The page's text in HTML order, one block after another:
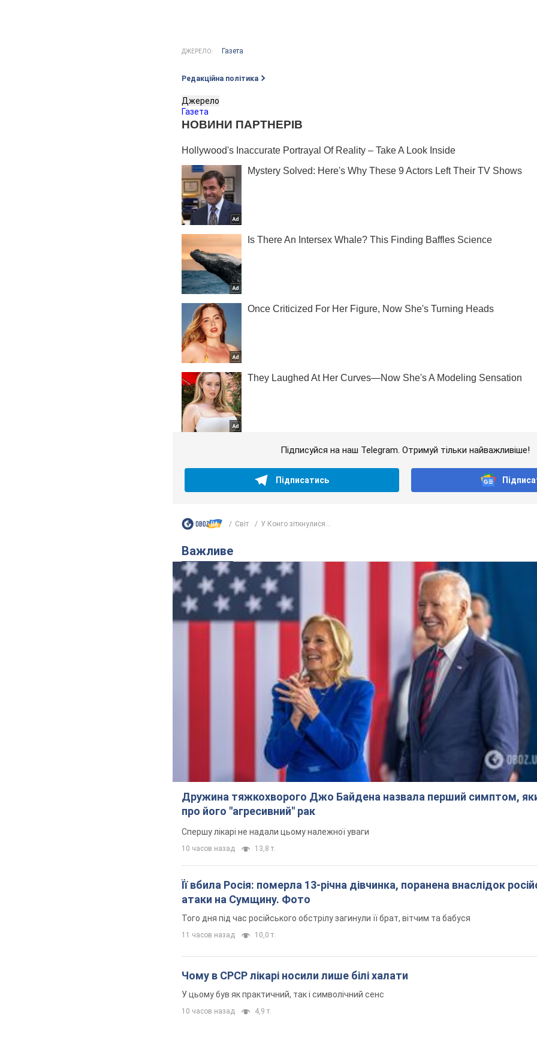
ДЖЕРЕЛО: Газета
Редакційна політика
Джерело
Газета
Підписуйся на наш Telegram. Отримуй тільки найважливіше!
Підписатись
Світ У Конго зіткнулися...
Важливе
Дружина тяжкохворого Джо Байдена назвала перший симптом,
про його "агресивний" рак
Спершу лікарі не надали цьому належної уваги
10 часов назад 13,8 т.
Її вбила Росія: померла 13-річна дівчинка, поранена внаслідок
атаки на Сумщину. Фото
Того дня під час російського обстрілу загинули її брат, вітчим та бабуся
11 часов назад 10,0 т.
Чому в СРСР лікарі носили лише білі халати
У цьому був як практичний, так і символічний сенс
10 часов назад 4,9 т.